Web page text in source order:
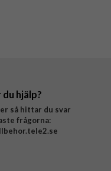
hjälp?
så hittar du svar
frågorna: